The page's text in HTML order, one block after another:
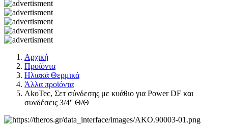
Αρχική
Προϊόντα
Ηλιακά Θερμικά
Άλλα προϊόντα
AkoTec, Σετ σύνδεσης με κυάθιο για Power DF και
συνδέσεις 3/4'' Θ/Θ